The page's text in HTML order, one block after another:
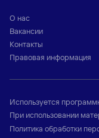
О нас
Вакансии
Контакты
Правовая информация
Используется
При использовании
Политика обработки